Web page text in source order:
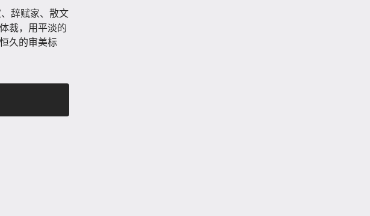
辞赋家、散文
裁，用平淡的
久的审美标